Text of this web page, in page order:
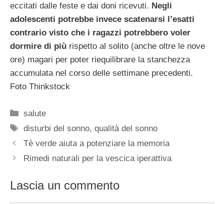
eccitati dalle feste e dai doni ricevuti. Negli
adolescenti potrebbe invece scatenarsi l’esatti
contrario visto che i ragazzi potrebbero voler
dormire di più rispetto al solito (anche oltre le nove
ore) magari per poter riequilibrare la stanchezza
accumulata nel corso delle settimane precedenti.
Foto Thinkstock
Categorie
salute
Tag
disturbi del sonno,qualità del sonno
Tè verde aiuta a potenziare la memoria
Rimedi naturali per la vescica iperattiva
Lascia un commento